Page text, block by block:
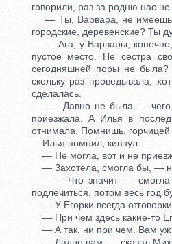
говорили, раз за родню нас
— Ты, Варвара, не имеешь
городские, деревенские? Ты
— Ага, у Варвары, конечно,
пустое место. Не сестра
сегодняшней поры не
скольку раз проведывала,
сделалась.
— Давно не была — чего
приезжала. А Илья в
отнимала. Помнишь,
Илья помнил, кивнул.
— Не могла, вот и не
— Захотела, смогла бы, —
— Что значит — смогла
подлечиться, потом весь год
— У Егорки всегда
— При чем здесь какие-то
— А так, ни при чем. Вам уж